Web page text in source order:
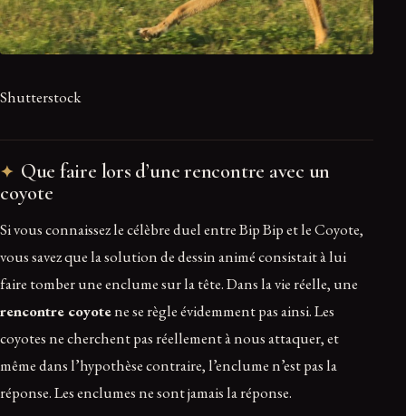
Shutterstock
Que faire lors d’une rencontre avec un
coyote
Si vous connaissez le célèbre duel entre Bip Bip et le Coyote,
vous savez que la solution de dessin animé consistait à lui
faire tomber une enclume sur la tête. Dans la vie réelle, une
rencontre coyotene se règle évidemment pas ainsi. Les
coyotes ne cherchent pas réellement à nous attaquer, et
même dans l’hypothèse contraire, l’enclume n’est pas la
réponse. Les enclumes ne sont jamais la réponse.